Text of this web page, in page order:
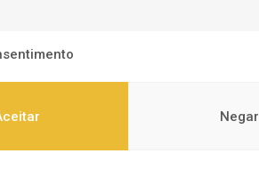
Negar